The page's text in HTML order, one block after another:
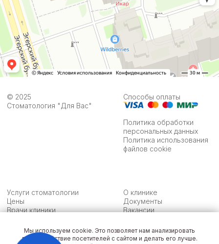
© 2025
Стоматология "Для Вас"
Способы оплаты
Политика обработки
персональных данных
Политика использования
файлов cookie
Услуги стоматологии
Цены
Врачи клиники
О клинике
Документы
Вакансии
Мы используем cookie. Это позволяет нам анализировать
взаимодействие посетителей с сайтом и делать его лучше.